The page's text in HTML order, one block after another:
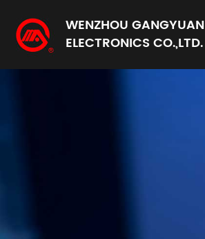
WENZHOU GANGYUAN
ELECTRONICS CO.,LTD.